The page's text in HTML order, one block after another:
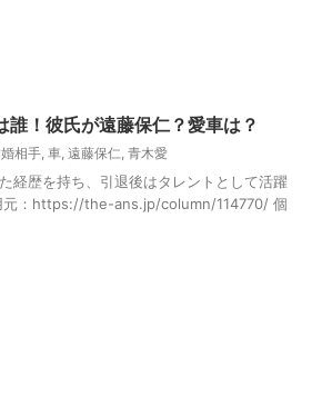
！彼氏が遠藤保仁？愛車は？
相手, 車, 遠藤保仁, 青木愛
経歴を持ち、引退後はタレントとして活躍
元：https://the-ans.jp/column/114770/ 個